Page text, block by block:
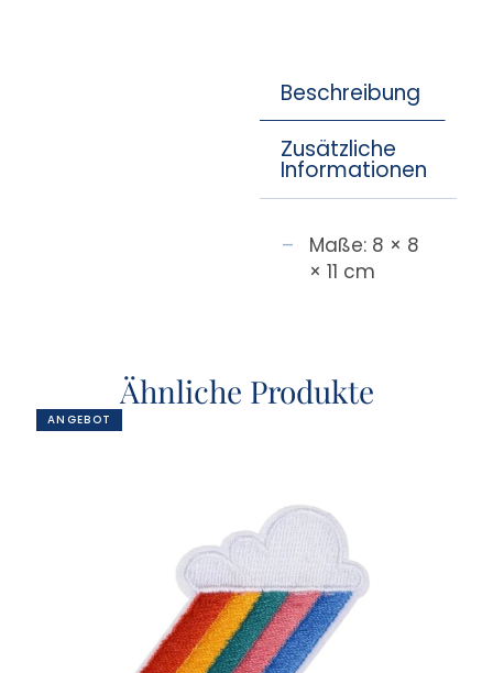
Beschreibung
Zusätzliche
Informationen
Maße: 8 × 8
× 11 cm
Ähnliche Produkte
ANGEBOT